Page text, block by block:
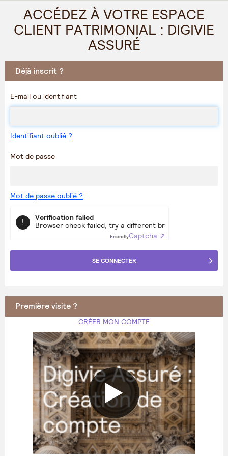
ACCÉDEZ À VOTRE ESPACE
CLIENT PATRIMONIAL : DIGIVIE
ASSURÉ
Déjà inscrit ?
E-mail ou identifiant
Identifiant oublié ?
Mot de passe
Mot de passe oublié ?
Verification failed
Browser check failed, try a different browser
FriendlyCaptcha ⇗
SE CONNECTER
Première visite ?
CRÉER MON COMPTE